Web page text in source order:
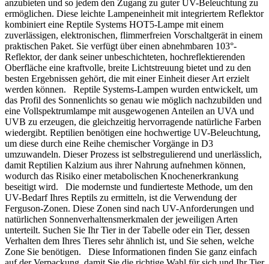
anzubieten und so jedem den Zugang zu guter UV-Beleuchtung zu
ermöglichen. Diese leichte Lampeneinheit mit integriertem Reflektor
kombiniert eine Reptile Systems HOT5-Lampe mit einem
zuverlässigen, elektronischen, flimmerfreien Vorschaltgerät in einem
praktischen Paket. Sie verfügt über einen abnehmbaren 103°-
Reflektor, der dank seiner unbeschichteten, hochreflektierenden
Oberfläche eine kraftvolle, breite Lichtstreuung bietet und zu den
besten Ergebnissen gehört, die mit einer Einheit dieser Art erzielt
werden können. Reptile Systems-Lampen wurden entwickelt, um
das Profil des Sonnenlichts so genau wie möglich nachzubilden und
eine Vollspektrumlampe mit ausgewogenen Anteilen an UVA und
UVB zu erzeugen, die gleichzeitig hervorragende natürliche Farben
wiedergibt. Reptilien benötigen eine hochwertige UV-Beleuchtung,
um diese durch eine Reihe chemischer Vorgänge in D3
umzuwandeln. Dieser Prozess ist selbstregulierend und unerlässlich,
damit Reptilien Kalzium aus ihrer Nahrung aufnehmen können,
wodurch das Risiko einer metabolischen Knochenerkrankung
beseitigt wird. Die modernste und fundierteste Methode, um den
UV-Bedarf Ihres Reptils zu ermitteln, ist die Verwendung der
Ferguson-Zonen. Diese Zonen sind nach UV-Anforderungen und
natürlichen Sonnenverhaltensmerkmalen der jeweiligen Arten
unterteilt. Suchen Sie Ihr Tier in der Tabelle oder ein Tier, dessen
Verhalten dem Ihres Tieres sehr ähnlich ist, und Sie sehen, welche
Zone Sie benötigen. Diese Informationen finden Sie ganz einfach